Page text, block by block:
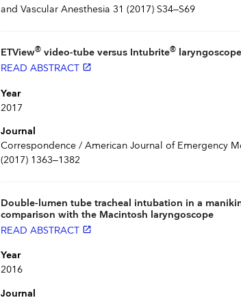
and Vascular Anesthesia 31 (2017) S34–S69
ETView®video-tube versus Intubrite®
READ ABSTRACT launch
Year
2017
Journal
Correspondence / American Journal of Emergency
(2017) 1363–1382
Double-lumen tube tracheal intubation in a
comparison with the Macintosh laryngoscope
READ ABSTRACT launch
Year
2016
Journal